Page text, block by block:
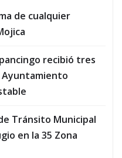
de cualquier
recibió tres
Tránsito Municipal
en la 35 Zona